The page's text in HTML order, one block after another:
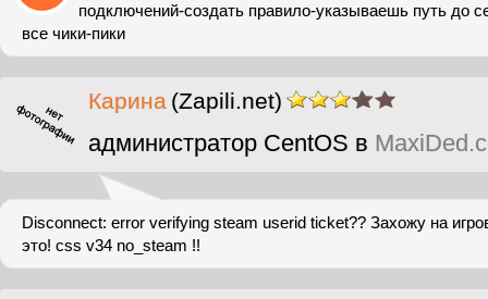
подключений-создать правило-указываешь путь до
все чики-пики
Карина (Zapili.net)
администратор CentOS в
Disconnect: error verifying steam userid ticket?? Захожу на
это! css v34 no_steam !!